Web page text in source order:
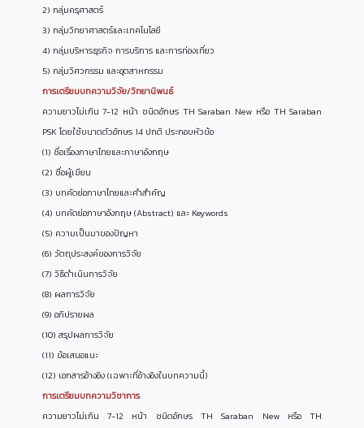
2) กลุ่มครุศาสตร์
3) กลุ่มวิทยาศาสตร์และเทคโนโลยี
4) กลุ่มบริหารธุรกิจ การบริการ และการท่องเที่ยว
5) กลุ่มวิศวกรรม และอุตสาหกรรม
การเตรียมบทความวิจัย/วิทยานิพนธ์
ความยาวไม่เกิน 7-12 หน้า ชนิดอักษร TH Saraban New หรือ TH Saraban
PSK โดยใช้ขนาดตัวอักษร 14 ปกติ ประกอบหัวข้อ
(1) ชื่อเรื่องภาษาไทยและภาษาอังกฤษ
(2) ชื่อผู้เขียน
(3) บทคัดย่อภาษาไทยและคำสำคัญ
(4) บทคัดย่อภาษาอังกฤษ (Abstract) และ Keywords
(5) ความเป็นมาของปัญหา
(6) วัตถุประสงค์ของการวิจัย
(7) วิธีดําเนินการวิจัย
(8) ผลการวิจัย
(9) อภิปรายผล
(10) สรุปผลการวิจัย
(11) ข้อเสนอแนะ
(12) เอกสารอ้างอิง (เฉพาะที่อ้างอิงในบทความนี้)
การเตรียมบทความวิชาการ
ความยาวไม่เกิน 7-12 หน้า ชนิดอักษร TH Saraban New หรือ TH